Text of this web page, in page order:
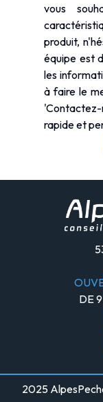
vous
produit,
équipe est
les
à faire le
rapide et
DE
2025